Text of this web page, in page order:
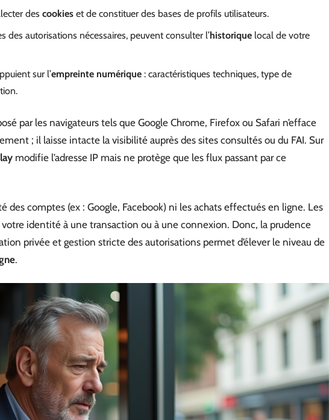
des cookies et de constituer des bases de profils utilisateurs.
des autorisations nécessaires, peuvent consulter l’historique local de votre
sur l’empreinte numérique : caractéristiques techniques, type de
par les navigateurs tels que Google Chrome, Firefox ou Safari n’efface
; il laisse intacte la visibilité auprès des sites consultés ou du FAI. Sur
modifie l’adresse IP mais ne protège que les flux passant par ce
des comptes (ex : Google, Facebook) ni les achats effectués en ligne. Les
votre identité à une transaction ou à une connexion. Donc, la prudence
privée et gestion stricte des autorisations permet d’élever le niveau de
.